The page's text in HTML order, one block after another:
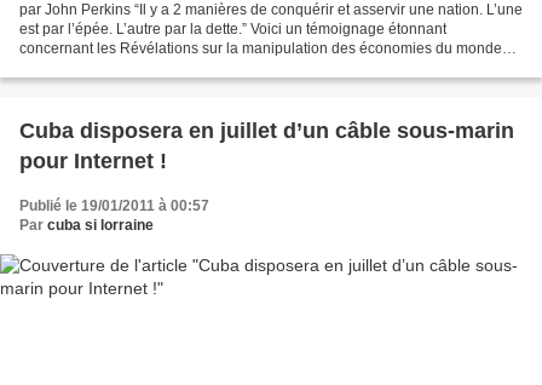
par John Perkins “Il y a 2 manières de conquérir et asservir une nation. L’une
est par l’épée. L’autre par la dette.” Voici un témoignage étonnant
concernant les Révélations sur la manipulation des économies du monde
Cuba disposera en juillet d’un câble sous-marin
pour Internet !
Publié le 19/01/2011 à 00:57
Par cuba si lorraine